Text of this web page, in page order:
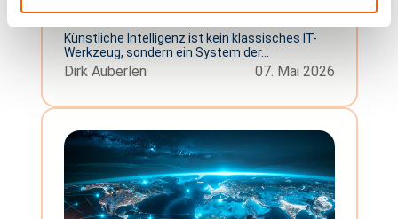
Denken entscheidend ist
Künstliche Intelligenz ist kein klassisches IT-
Werkzeug, sondern ein System der...
Dirk Auberlen 07. Mai 2026